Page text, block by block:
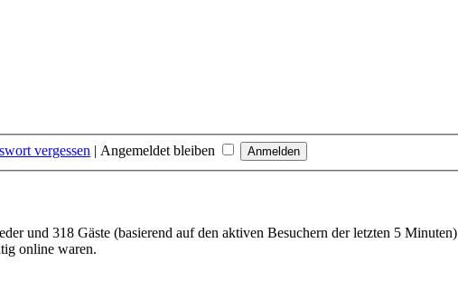
vergessen | Angemeldet bleiben
und 318 Gäste (basierend auf den aktiven Besuchern der letzten 5 Minuten)
online waren.